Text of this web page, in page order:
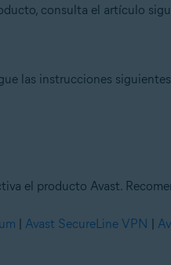
consulta el artículo
las instrucciones
el producto Avast.
| Avast SecureLine VPN |